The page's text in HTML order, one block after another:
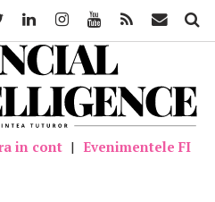
in cont | Evenimentele FI
LinkedinInstagramYoutube Feed Mail